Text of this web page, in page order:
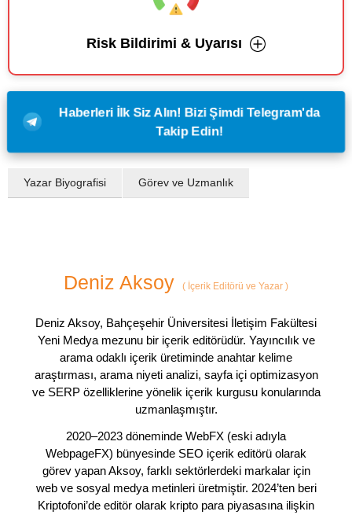
Risk Bildirimi & Uyarısı
Haberleri İlk Siz Alın! Bizi Şimdi Telegram'da
Takip Edin!
Yazar Biyografisi Görev ve Uzmanlık
Deniz Aksoy ( İçerik Editörü ve Yazar )
Deniz Aksoy, Bahçeşehir Üniversitesi İletişim Fakültesi
Yeni Medya mezunu bir içerik editörüdür. Yayıncılık ve
arama odaklı içerik üretiminde anahtar kelime
araştırması, arama niyeti analizi, sayfa içi optimizasyon
ve SERP özelliklerine yönelik içerik kurgusu konularında
uzmanlaşmıştır.
2020–2023 döneminde WebFX (eski adıyla
WebpageFX) bünyesinde SEO içerik editörü olarak
görev yapan Aksoy, farklı sektörlerdeki markalar için
web ve sosyal medya metinleri üretmiştir. 2024’ten beri
Kriptofoni’de editör olarak kripto para piyasasına ilişkin